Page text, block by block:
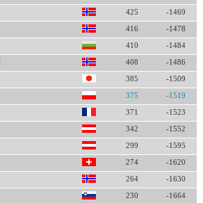
425 -1469
416 -1478
410 -1484
408 -1486
385 -1509
375 -1519
371 -1523
342 -1552
299 -1595
274 -1620
264 -1630
230 -1664